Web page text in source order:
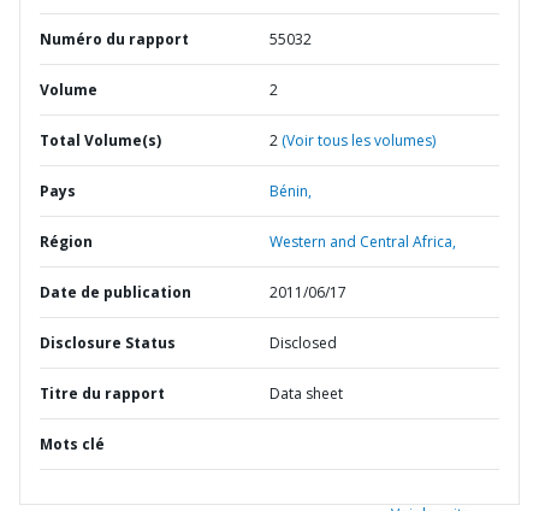
Numéro du rapport 55032
Volume 2
Total Volume(s) 2 (Voir tous les volumes)
Pays Bénin,
Région Western and Central Africa,
Date de publication 2011/06/17
Disclosure Status Disclosed
Titre du rapport Data sheet
Mots clé